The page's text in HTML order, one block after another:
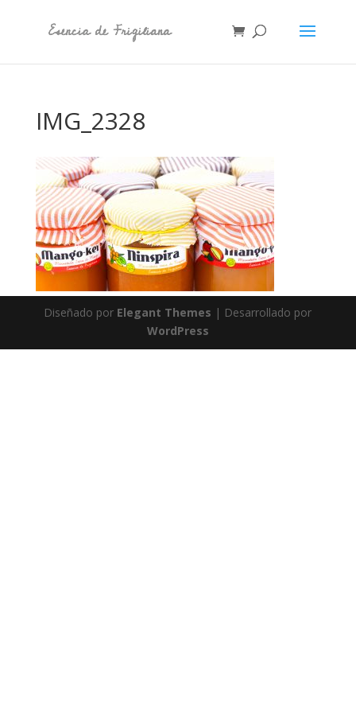
IMG_2328
Diseñado por Elegant Themes | Desarrollado por
WordPress